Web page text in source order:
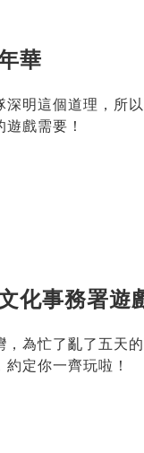
華
明這個道理，所
戲需要！
化事務署遊
，為忙了亂了五天
定你一齊玩啦！